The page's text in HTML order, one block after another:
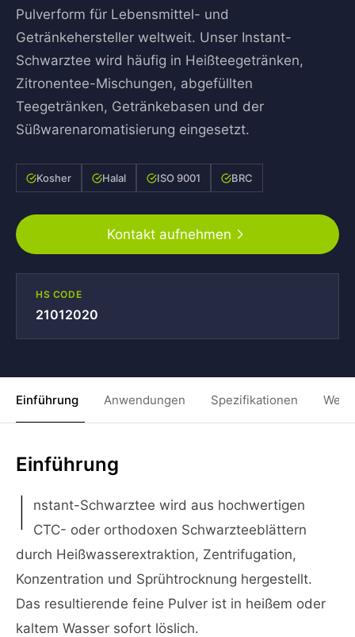
Pulverform für Lebensmittel- und
Getränkehersteller weltweit. Unser Instant-
Schwarztee wird häufig in Heißteegetränken,
Zitronentee-Mischungen, abgefüllten
Teegetränken, Getränkebasen und der
Süßwarenaroma­tisierung eingesetzt.
Kosher Halal ISO 9001 BRC
Kontakt aufnehmen
HS CODE
21012020
Einführung Anwendungen Spezifikationen
Einführung
I
nstant-Schwarztee wird aus hochwertigen
CTC- oder orthodoxen Schwarzteeblättern
durch Heißwasserextraktion, Zentrifugation,
Konzentration und Sprühtrocknung hergestellt.
Das resultierende feine Pulver ist in heißem oder
kaltem Wasser sofort löslich.